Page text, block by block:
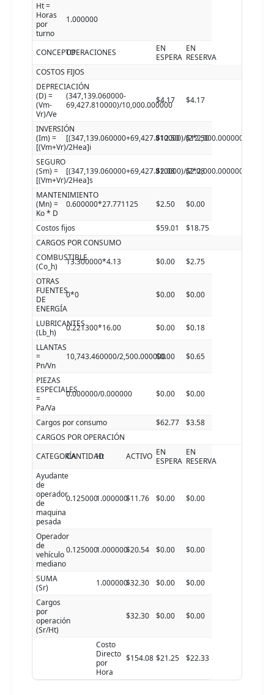
Ht =
Horas
por
turno
1.000000
CONCEPTOOPERACIONES
EN
ESPERA
EN
RESERVA
COSTOS FIJOS
DEPRECIACIÓN
(D) =
(Vm-
Vr)/Ve
(347,139.060000-
69,427.810000)/10,000.000000
$4.17 $4.17
INVERSIÓN
(Im) =
[(Vm+Vr)/2Hea]i
[(347,139.060000+69,427.810000)/
$12.50 $12.50
SEGURO
(Sm) =
[(Vm+Vr)/2Hea]s
[(347,139.060000+69,427.810000)/
$2.08 $2.08
MANTENIMIENTO
(Mn) =
Ko * D
0.600000*27.771125 $2.50 $0.00
Costos fijos $59.01
$18.75
CARGOS POR CONSUMO
COMBUSTIBLE
(Co_h)
13.300000*4.13 $0.00
$2.75
OTRAS
FUENTES
DE
ENERGÍA
0*0 $0.00 $0.00
LUBRICANTES
(Lb_h)
0.221300*16.00 $0.00
$0.18
LLANTAS
=
Pn/Vn
10,743.460000/2,500.000000$0.00 $0.65
PIEZAS
ESPECIALES
=
Pa/Va
0.000000/0.000000 $0.00 $0.00
Cargos por consumo $62.77
$3.58
CARGOS POR OPERACIÓN
CATEGORÍACANTIDAD
Ht ACTIVO EN
ESPERA
EN
RESERVA
Ayudante
de
operador
de
maquina
pesada
0.1250001.000000$11.76 $0.00 $0.00
Operador
de
vehículo
mediano
0.1250001.000000$20.54 $0.00 $0.00
SUMA
(Sr)
1.000000$32.30 $0.00
$0.00
Cargos
por
operación
(Sr/Ht)
$32.30 $0.00 $0.00
Costo
Directo
por
Hora
$154.08 $21.25 $22.33